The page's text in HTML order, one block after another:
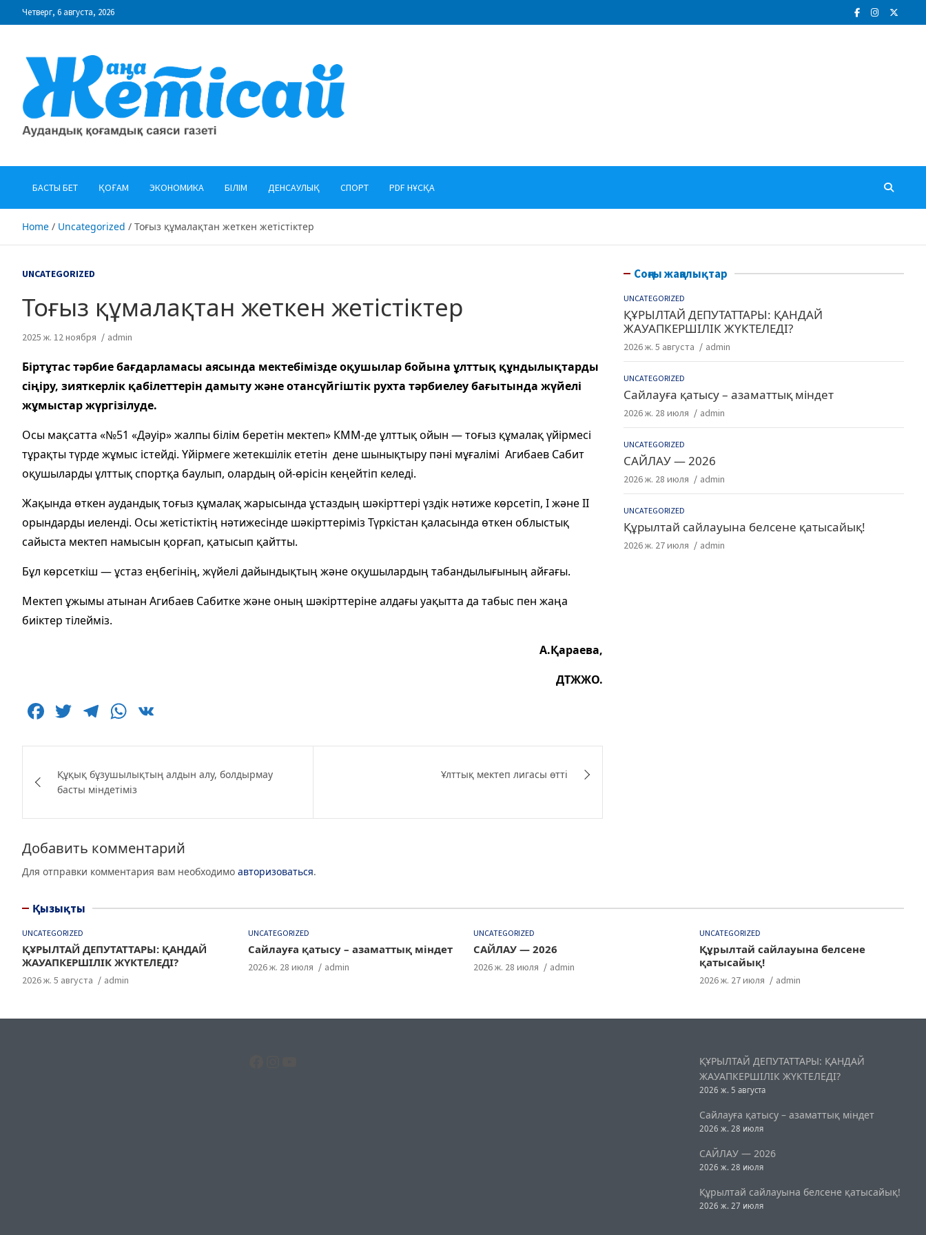
to
Четверг, 6 августа, 2026
"Жаңа Жетісай" газеті
БАСТЫ БЕТ ҚОҒАМ ЭКОНОМИКА БІЛІМ ДЕНСАУЛЫҚ СПОРТ PDF НҰСҚА
Home Uncategorized Тоғыз құмалақтан жеткен жетістіктер
UNCATEGORIZED
Тоғыз құмалақтан жеткен жетістіктер
2025 ж. 12 ноября admin
Біртұтас тәрбие бағдарламасы аясында мектебімізде оқушылар бойына ұлттық құндылықтарды
сіңіру, зияткерлік қабілеттерін дамыту және отансүйгіштік рухта тәрбиелеу бағытында жүйелі
жұмыстар жүргізілуде.
Осы мақсатта «№51 «Дәуір» жалпы білім беретін мектеп» КММ-де ұлттық ойын — тоғыз құмалақ үйірмесі
тұрақты түрде жұмыс істейді. Үйірмеге жетекшілік ететін дене шынықтыру пәні мұғалімі Агибаев Сабит
оқушыларды ұлттық спортқа баулып, олардың ой-өрісін кеңейтіп келеді.
Жақында өткен аудандық тоғыз құмалақ жарысында ұстаздың шәкірттері үздік нәтиже көрсетіп, І және ІІ
орындарды иеленді. Осы жетістіктің нәтижесінде шәкірттеріміз Түркістан қаласында өткен облыстық
сайыста мектеп намысын қорғап, қатысып қайтты.
Бұл көрсеткіш — ұстаз еңбегінің, жүйелі дайындықтың және оқушылардың табандылығының айғағы.
Мектеп ұжымы атынан Агибаев Сабитке және оның шәкірттеріне алдағы уақытта да табыс пен жаңа
биіктер тілейміз.
А.Қараева,
ДТЖЖО.
F
c
e
b
o
o
k
T
itt
er
T
e
g
ra
m
W
at
s
A
p
p
по
записям
Құқық бұзушылықтың алдын алу, болдырмау
басты міндетіміз
Ұлттық мектеп лигасы өтті
Добавить комментарий
Для отправки комментария вам необходимо авторизоваться.
Соңғы жаңалықтар
UNCATEGORIZED
ҚҰРЫЛТАЙ ДЕПУТАТТАРЫ: ҚАНДАЙ
ЖАУАПКЕРШІЛІК ЖҮКТЕЛЕДІ?
2026 ж. 5 августа admin
UNCATEGORIZED
Сайлауға қатысу – азаматтық міндет
2026 ж. 28 июля admin
UNCATEGORIZED
САЙЛАУ — 2026
2026 ж. 28 июля admin
UNCATEGORIZED
Құрылтай сайлауына белсене қатысайық!
2026 ж. 27 июля admin
Қызықты
UNCATEGORIZED
ҚҰРЫЛТАЙ ДЕПУТАТТАРЫ: ҚАНДАЙ
ЖАУАПКЕРШІЛІК ЖҮКТЕЛЕДІ?
2026 ж. 5 августа admin
UNCATEGORIZED
Сайлауға қатысу – азаматтық міндет
2026 ж. 28 июля admin
UNCATEGORIZED
САЙЛАУ — 2026
2026 ж. 28 июля admin
UNCATEGORIZED
Құрылтай сайлауына белсене
қатысайық!
2026 ж. 27 июля admin
ҚҰРЫЛТАЙ ДЕПУТАТТАРЫ: ҚАНДАЙ
ЖАУАПКЕРШІЛІК ЖҮКТЕЛЕДІ?
2026 ж. 5 августа
Сайлауға қатысу – азаматтық міндет
2026 ж. 28 июля
САЙЛАУ — 2026
2026 ж. 28 июля
Құрылтай сайлауына белсене қатысайық!
2026 ж. 27 июля